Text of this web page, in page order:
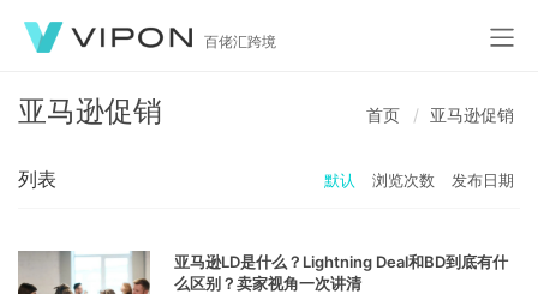
百佬汇跨境
亚马逊促销 首页 亚马逊促销
列表 默认 浏览次数 发布日期
亚马逊LD是什么？Lightning Deal和BD到底有什
么区别？卖家视角一次讲清